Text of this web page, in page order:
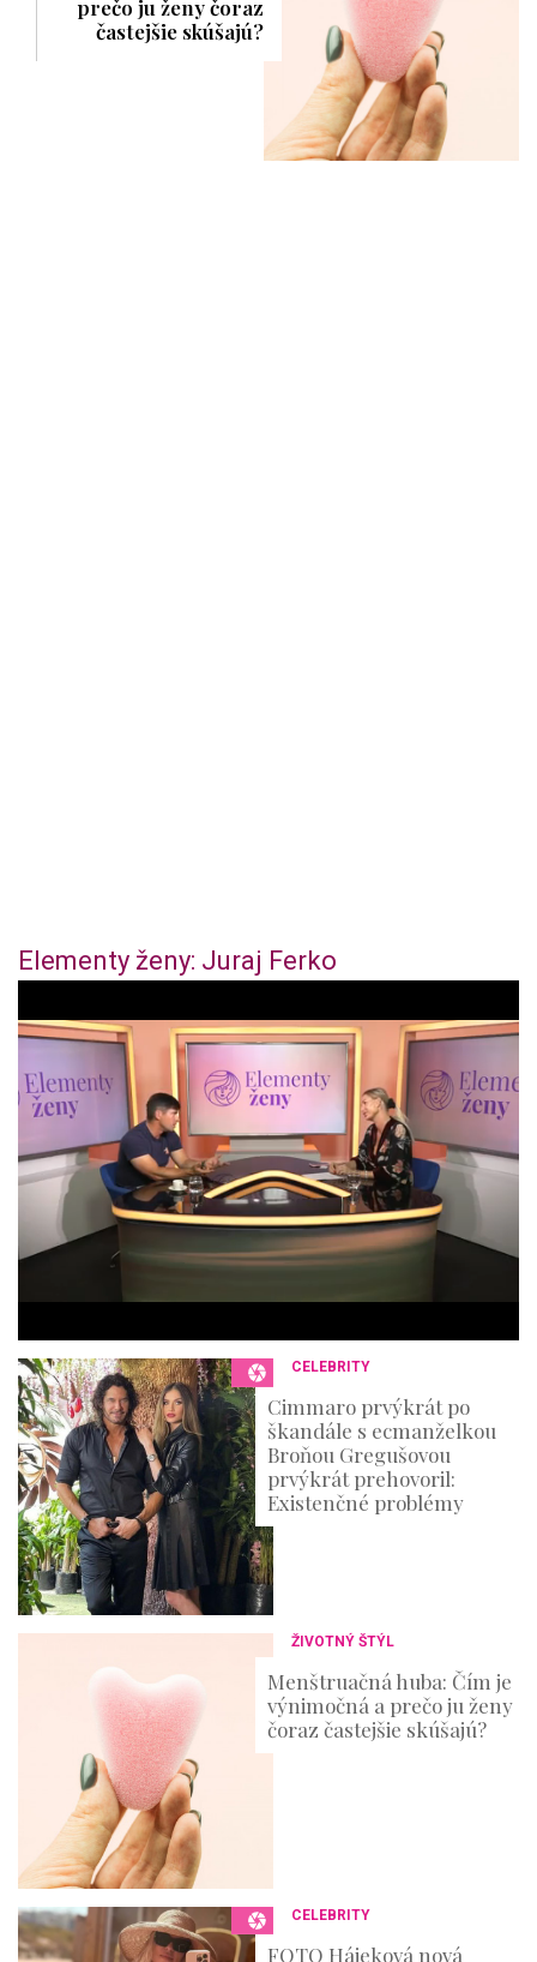
prečo ju ženy čoraz
častejšie skúšajú?
Elementy ženy: Juraj Ferko
e
n
d
4
4
u
3
6
s
e
c
o
n
d
s
CELEBRITY
Cimmaro prvýkrát po
škandále s ecmanželkou
Broňou Gregušovou
prvýkrát prehovoril:
Existenčné problémy
ŽIVOTNÝ ŠTÝL
Menštruačná huba: Čím je
výnimočná a prečo ju ženy
čoraz častejšie skúšajú?
CELEBRITY
FOTO Hájeková nová